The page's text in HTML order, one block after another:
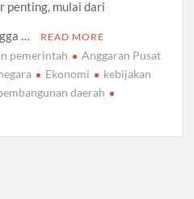
penting, mulai dari
…
READ MORE
pemerintah
Anggaran Pusat
Ekonomi
kebijakan
daerah